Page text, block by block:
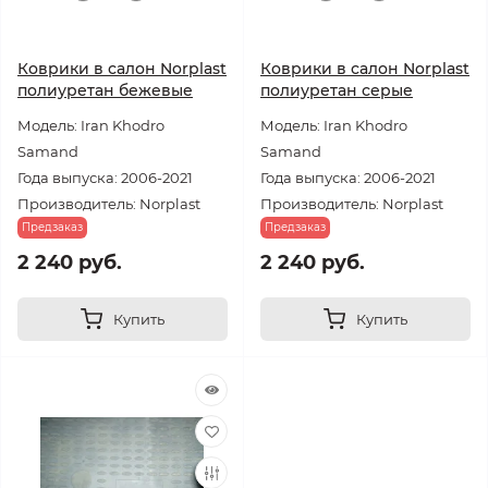
Коврики в салон Norplast
полиуретан бежевые
Модель: Iran Khodro
Samand
Года выпуска: 2006-2021
Производитель: Norplast
Предзаказ
2 240 руб.
Купить
Коврики в салон Norplast
полиуретан серые
Модель: Iran Khodro
Samand
Года выпуска: 2006-2021
Производитель: Norplast
Предзаказ
2 240 руб.
Купить